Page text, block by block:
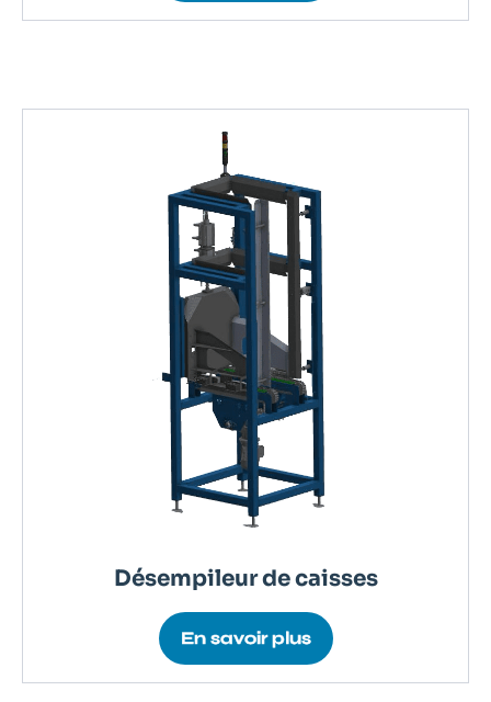
Désempileur de caisses
En savoir plus